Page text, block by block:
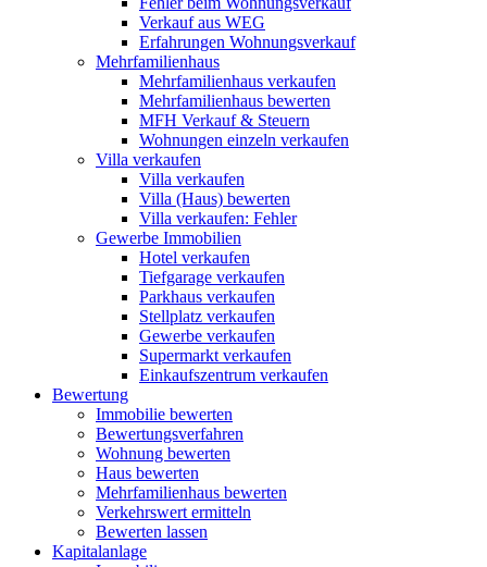
Verkauf aus WEG
Erfahrungen Wohnungsverkauf
Mehrfamilienhaus
Mehrfamilienhaus verkaufen
Mehrfamilienhaus bewerten
MFH Verkauf & Steuern
Wohnungen einzeln verkaufen
Villa verkaufen
Villa verkaufen
Villa (Haus) bewerten
Villa verkaufen: Fehler
Gewerbe Immobilien
Hotel verkaufen
Tiefgarage verkaufen
Parkhaus verkaufen
Stellplatz verkaufen
Gewerbe verkaufen
Supermarkt verkaufen
Einkaufszentrum verkaufen
Bewertung
Immobilie bewerten
Bewertungsverfahren
Wohnung bewerten
Haus bewerten
Mehrfamilienhaus bewerten
Verkehrswert ermitteln
Bewerten lassen
Kapitalanlage